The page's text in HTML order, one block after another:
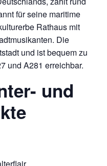
für seine maritime
Rathaus mit
Die
und ist bequem zu
und A281 erreichbar.
und